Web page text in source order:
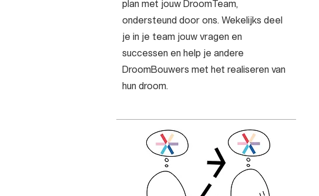
plan met jouw DroomTeam,
ondersteund door ons. Wekelijks deel
je in je team jouw vragen en
successen en help je andere
DroomBouwers met het realiseren van
hun droom.